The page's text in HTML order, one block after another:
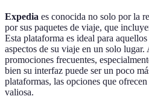
Expedia es conocida no solo por la
por sus paquetes de viaje, que
Esta plataforma es ideal para
aspectos de su viaje en un solo
promociones frecuentes,
bien su interfaz puede ser un poco
plataformas, las opciones que
valiosa.